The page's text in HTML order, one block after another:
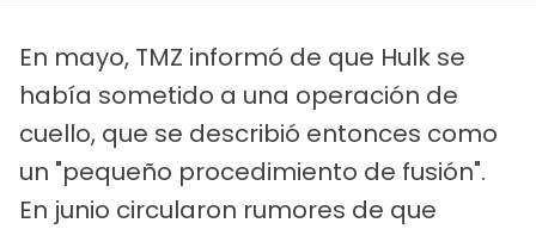
En mayo, TMZ informó de que Hulk se
había sometido a una operación de
cuello, que se describió entonces como
un "pequeño procedimiento de fusión".
En junio circularon rumores de que